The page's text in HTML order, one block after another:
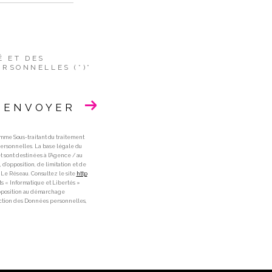
ET DES
(*)*
ENVOYER
Sous-traitant du traitement
La base légale du
destinées à l'Agence / au
d’opposition, de limitation et de
Réseau. Consultez le site http
« Informatique et Libertés »
au démarchage
des Données personnelles,